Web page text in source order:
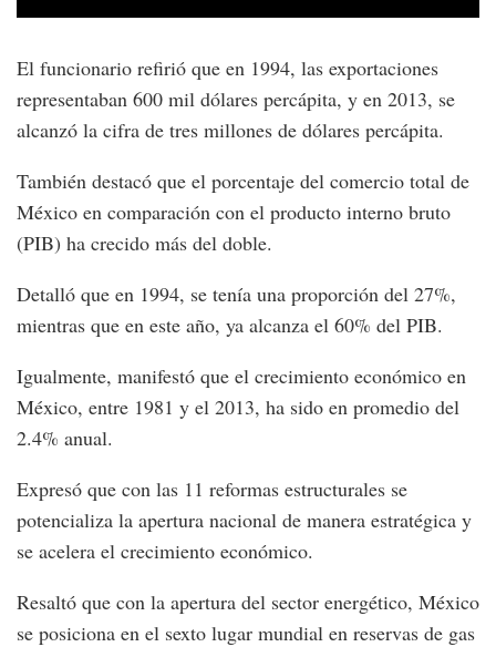
El funcionario refirió que en 1994, las exportaciones
representaban 600 mil dólares percápita, y en 2013, se
alcanzó la cifra de tres millones de dólares percápita.
También destacó que el porcentaje del comercio total de
México en comparación con el producto interno bruto
(PIB) ha crecido más del doble.
Detalló que en 1994, se tenía una proporción del 27%,
mientras que en este año, ya alcanza el 60% del PIB.
Igualmente, manifestó que el crecimiento económico en
México, entre 1981 y el 2013, ha sido en promedio del
2.4% anual.
Expresó que con las 11 reformas estructurales se
potencializa la apertura nacional de manera estratégica y
se acelera el crecimiento económico.
Resaltó que con la apertura del sector energético, México
se posiciona en el sexto lugar mundial en reservas de gas